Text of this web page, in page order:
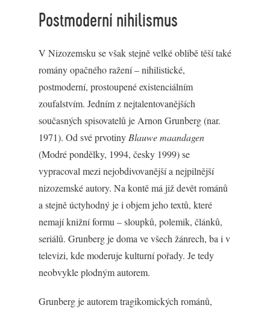
Postmoderní nihilismus
V Nizozemsku se však stejně velké oblibě těší také
romány opačného ražení – nihilistické,
postmoderní, prostoupené existenciálním
zoufalstvím. Jedním z nejtalentovanějších
současných spisovatelů je Arnon Grunberg (nar.
1971). Od své prvotiny Blauwe maandagen
(Modré pondělky, 1994, česky 1999) se
vypracoval mezi nejobdivovanější a nejpilnější
nizozemské autory. Na kontě má již devět románů
a stejně úctyhodný je i objem jeho textů, které
nemají knižní formu – sloupků, polemik, článků,
seriálů. Grunberg je doma ve všech žánrech, ba i v
televizi, kde moderuje kulturní pořady. Je tedy
neobvykle plodným autorem.
Grunberg je autorem tragikomických románů,